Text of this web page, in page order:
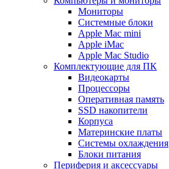
Мониторы
Системные блоки
Apple Mac mini
Apple iMac
Apple Mac Studio
Комплектующие для ПК
Видеокарты
Процессоры
Оперативная память
SSD накопители
Корпуса
Материнские платы
Системы охлаждения
Блоки питания
Периферия и аксессуары